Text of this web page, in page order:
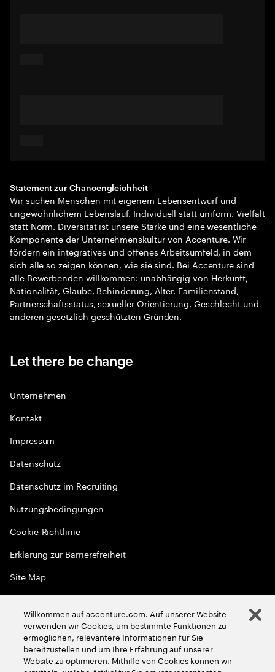
Statement zur Chancengleichheit
Wir suchen Menschen mit eigenem Lebensentwurf und
ungewöhnlichem Lebenslauf. Individuell statt uniform. Vielfalt
statt Norm. Diversität ist unsere Stärke und eine wesentliche
Komponente der Unternehmenskultur von Accenture. Wir
fördern ein integratives und offenes Arbeitsumfeld, in dem
sich alle so zeigen können, wie sie sind. Bei Accenture sind
alle Bewerbenden willkommen: unabhängig von Herkunft,
Nationalität, Glaube, Behinderung, Alter, Familienstand,
Partnerschaftsstatus, sexueller Orientierung, Geschlecht und
anderen gesetzlich geschützten Gründen.
Let there be change
Unternehmen
Kontakt
Impressum
Datenschutz
Datenschutz im Recruiting
Nutzungsbedingungen
Cookie-Richtlinie
Erklärung zur Barrierefreiheit
Site Map
Globale Meritokratie
2026Accenture. Alle Rechte vorbehalten
Willkommen auf accenture.com. Auf unserer Website
verwenden wir Cookies, um bestimmte Funktionen zu
ermöglichen, relevantere Informationen für Sie
bereitzustellen und um Ihre Erfahrung auf unserer
Website zu optimieren. Mithilfe von Cookies können wir